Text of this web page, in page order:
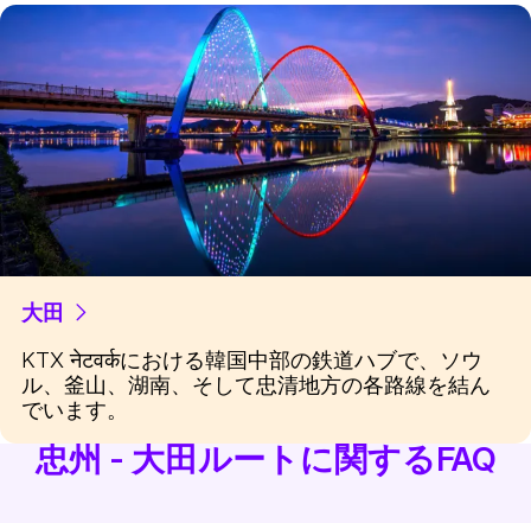
大田
KTX नेटवर्कにおける韓国中部の鉄道ハブで、ソウ
ル、釜山、湖南、そして忠清地方の各路線を結ん
でいます。
忠州 - 大田ルートに関するFAQ